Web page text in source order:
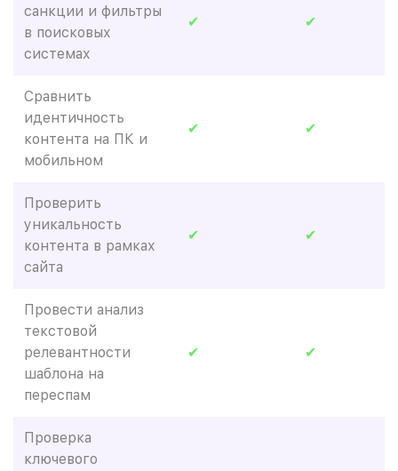
санкции и фильтры
в поисковых
системах
✔ ✔
Сравнить
идентичность
контента на ПК и
мобильном
✔ ✔
Проверить
уникальность
контента в рамках
сайта
✔ ✔
Провести анализ
текстовой
релевантности
шаблона на
переспам
✔ ✔
Проверка
ключевого